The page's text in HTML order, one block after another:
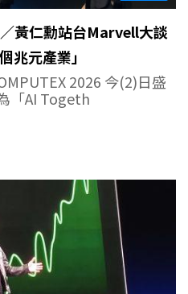
黃仁勳站台Marvell大談
兆元產業」
2026 今(2)日盛
「AI Togeth